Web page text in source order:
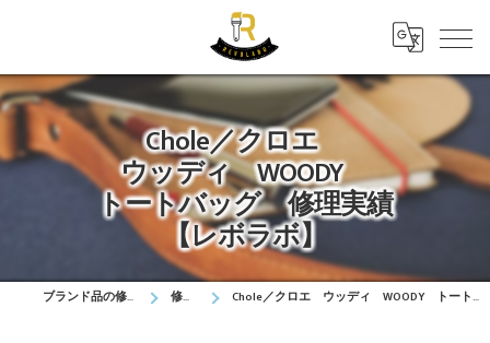
Chole／クロエ
ウッディ WOODY
トートバッグ 修理実績
【レボラボ】
ブランド品の修理はレボラボ 修理実績 Chole／クロエ ウッディ WOODY トートバッグ 修理実績【レボラボ】